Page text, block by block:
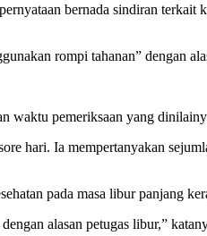
bernada sindiran
rompi tahanan” dengan
waktu pemeriksaan yang
hari. Ia mempertanyakan
pada masa libur panjang
alasan petugas libur,”